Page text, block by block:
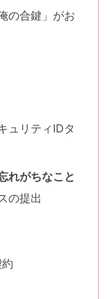
の合鍵」がお
ュリティIDタ
れがちなこと
の提出